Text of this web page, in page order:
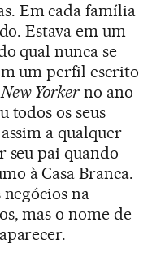
Em cada família
Estava em um
qual nunca se
um perfil escrito
Yorker no ano
todos os seus
a qualquer
seu pai quando
à Casa Branca.
na
mas o nome de